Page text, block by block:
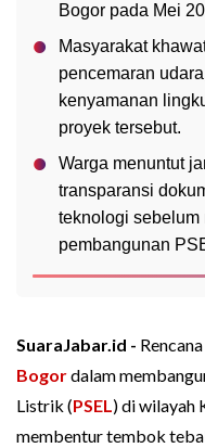
Bogor pada Mei
Masyarakat
pencemaran
kenyamanan
proyek tersebut.
Warga menuntut
transparansi
teknologi sebelum
pembangunan
SuaraJabar.id -
Bogordalam
Listrik (PSEL) di wilayah
membentur tembok